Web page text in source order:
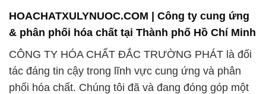
HOACHATXULYNUOC.COM | Công ty cung ứng
& phân phối hóa chất tại Thành phố Hồ Chí Minh
CÔNG TY HÓA CHẤT ĐẮC TRƯỜNG PHÁT là đối
tác đáng tin cậy trong lĩnh vực cung ứng và phân
phối hóa chất. Chúng tôi đã và đang đóng góp một